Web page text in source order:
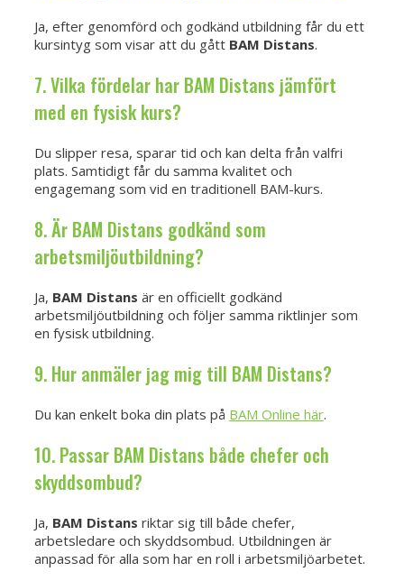
Ja, efter genomförd och godkänd utbildning får du ett
kursintyg som visar att du gått BAM Distans.
7. Vilka fördelar har BAM Distans jämfört
med en fysisk kurs?
Du slipper resa, sparar tid och kan delta från valfri
plats. Samtidigt får du samma kvalitet och
engagemang som vid en traditionell BAM-kurs.
8. Är BAM Distans godkänd som
arbetsmiljöutbildning?
Ja, BAM Distans är en officiellt godkänd
arbetsmiljöutbildning och följer samma riktlinjer som
en fysisk utbildning.
9. Hur anmäler jag mig till BAM Distans?
Du kan enkelt boka din plats på BAM Online här.
10. Passar BAM Distans både chefer och
skyddsombud?
Ja, BAM Distans riktar sig till både chefer,
arbetsledare och skyddsombud. Utbildningen är
anpassad för alla som har en roll i arbetsmiljöarbetet.